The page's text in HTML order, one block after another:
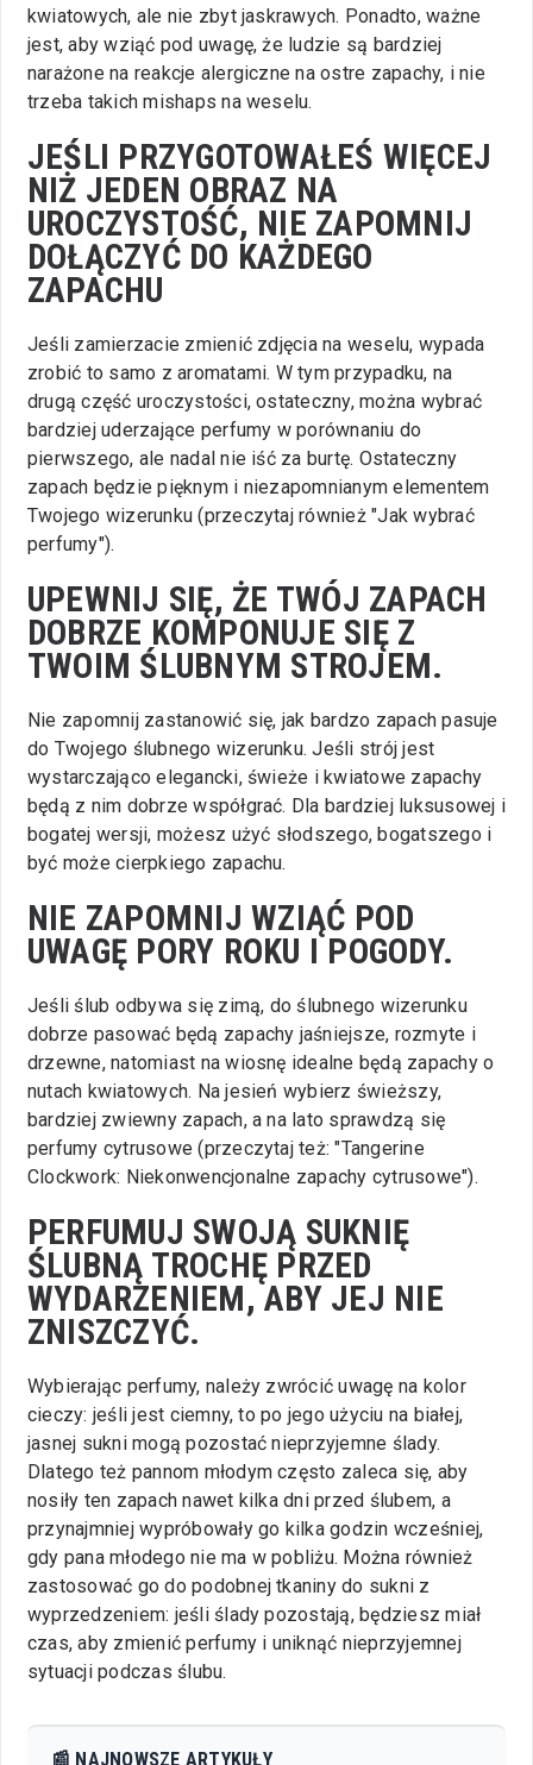
kwiatowych, ale nie zbyt jaskrawych. Ponadto, ważne
jest, aby wziąć pod uwagę, że ludzie są bardziej
narażone na reakcje alergiczne na ostre zapachy, i nie
trzeba takich mishaps na weselu.
JEŚLI PRZYGOTOWAŁEŚ WIĘCEJ
NIŻ JEDEN OBRAZ NA
UROCZYSTOŚĆ, NIE ZAPOMNIJ
DOŁĄCZYĆ DO KAŻDEGO
ZAPACHU
Jeśli zamierzacie zmienić zdjęcia na weselu, wypada
zrobić to samo z aromatami. W tym przypadku, na
drugą część uroczystości, ostateczny, można wybrać
bardziej uderzające perfumy w porównaniu do
pierwszego, ale nadal nie iść za burtę. Ostateczny
zapach będzie pięknym i niezapomnianym elementem
Twojego wizerunku (przeczytaj również "Jak wybrać
perfumy").
UPEWNIJ SIĘ, ŻE TWÓJ ZAPACH
DOBRZE KOMPONUJE SIĘ Z
TWOIM ŚLUBNYM STROJEM.
Nie zapomnij zastanowić się, jak bardzo zapach pasuje
do Twojego ślubnego wizerunku. Jeśli strój jest
wystarczająco elegancki, świeże i kwiatowe zapachy
będą z nim dobrze współgrać. Dla bardziej luksusowej i
bogatej wersji, możesz użyć słodszego, bogatszego i
być może cierpkiego zapachu.
NIE ZAPOMNIJ WZIĄĆ POD
UWAGĘ PORY ROKU I POGODY.
Jeśli ślub odbywa się zimą, do ślubnego wizerunku
dobrze pasować będą zapachy jaśniejsze, rozmyte i
drzewne, natomiast na wiosnę idealne będą zapachy o
nutach kwiatowych. Na jesień wybierz świeższy,
bardziej zwiewny zapach, a na lato sprawdzą się
perfumy cytrusowe (przeczytaj też: "Tangerine
Clockwork: Niekonwencjonalne zapachy cytrusowe").
PERFUMUJ SWOJĄ SUKNIĘ
ŚLUBNĄ TROCHĘ PRZED
WYDARZENIEM, ABY JEJ NIE
ZNISZCZYĆ.
Wybierając perfumy, należy zwrócić uwagę na kolor
cieczy: jeśli jest ciemny, to po jego użyciu na białej,
jasnej sukni mogą pozostać nieprzyjemne ślady.
Dlatego też pannom młodym często zaleca się, aby
nosiły ten zapach nawet kilka dni przed ślubem, a
przynajmniej wypróbowały go kilka godzin wcześniej,
gdy pana młodego nie ma w pobliżu. Można również
zastosować go do podobnej tkaniny do sukni z
wyprzedzeniem: jeśli ślady pozostają, będziesz miał
czas, aby zmienić perfumy i uniknąć nieprzyjemnej
sytuacji podczas ślubu.
📰 NAJNOWSZE ARTYKUŁY